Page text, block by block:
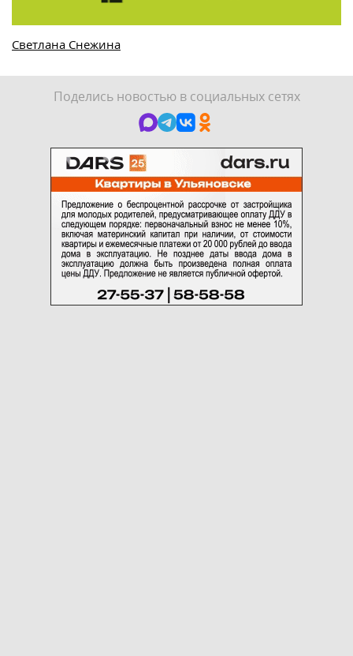
Светлана Снежина
Поделись новостью в социальных сетях